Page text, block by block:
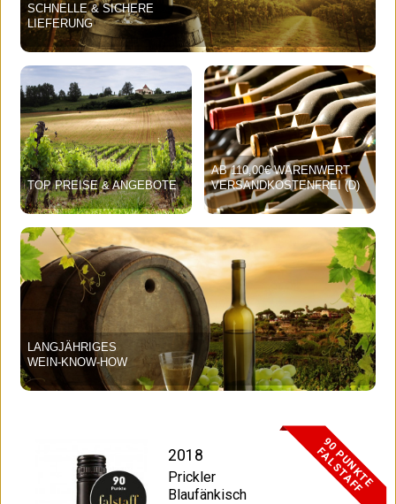
SCHNELLE & SICHERE
LIEFERUNG
TOP PREISE & ANGEBOTE
AB 110,00€ WARENWERT
VERSANDKOSTENFREI (D)
LANGJÄHRIGES
WEIN-KNOW-HOW
9
0
P
U
N
K
T
E
F
A
L
S
T
A
F
F
2018
Prickler
Blaufänkisch